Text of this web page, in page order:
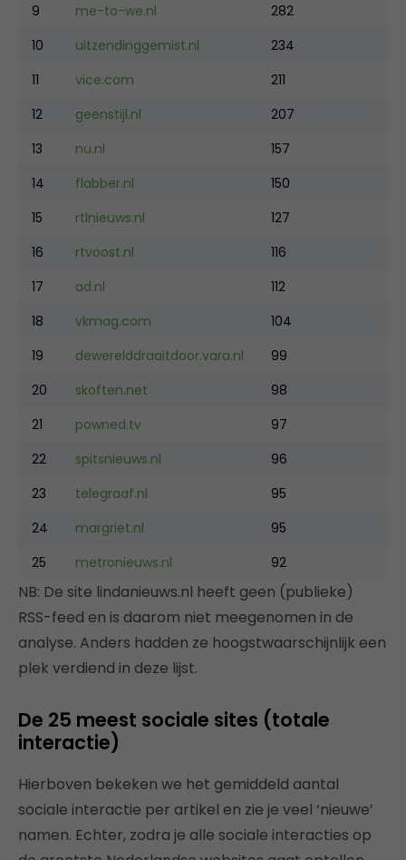
9
me-to-we.nl
282
10
uitzendinggemist.nl
234
11
vice.com
211
12
geenstijl.nl
207
13
nu.nl
157
14
flabber.nl
150
15
rtlnieuws.nl
127
16
rtvoost.nl
116
17
ad.nl
112
18
vkmag.com
104
19
dewerelddraaitdoor.vara.nl
99
20
skoften.net
98
21
powned.tv
97
22
spitsnieuws.nl
96
23
telegraaf.nl
95
24
margriet.nl
95
25
metronieuws.nl 92
NB: De site lindanieuws.nl heeft geen (publieke)
RSS-feed en is daarom niet meegenomen in de
analyse. Anders hadden ze hoogstwaarschijnlijk een
plek verdiend in deze lijst.
De 25 meest sociale sites (totale
interactie)
Hierboven bekeken we het gemiddeld aantal
sociale interactie per artikel en zie je veel ‘nieuwe’
namen. Echter, zodra je alle sociale interacties op